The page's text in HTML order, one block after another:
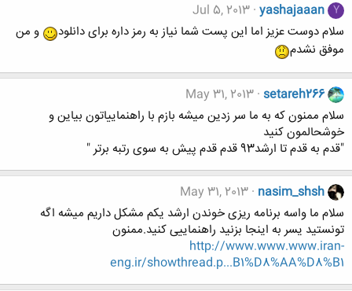
Y
yashajaaan
Jul 5, 2013
سلام دوست عزیز اما این پست شما نیاز به رمز داره برای دانلود
و من
موفق نشدم
setareh266
May 31, 2013
سلام ممنون که به ما سر زدین میشه بازم با راهنماییاتون بیاین و
خوشحالمون کنید
"قدم به قدم تا ارشد93 قدم قدم پیش به سوی رتبه برتر "
nasim_shsh
May 31, 2013
سلام ما واسه برنامه ریزی خوندن ارشد یکم مشکل داریم میشه اگه
تونستید یسر به اینجا بزنید راهنماییی کنید.ممنون
http://www.www.www.iran-
eng.ir/showthread.p...B1%D8%AA%D8%B1